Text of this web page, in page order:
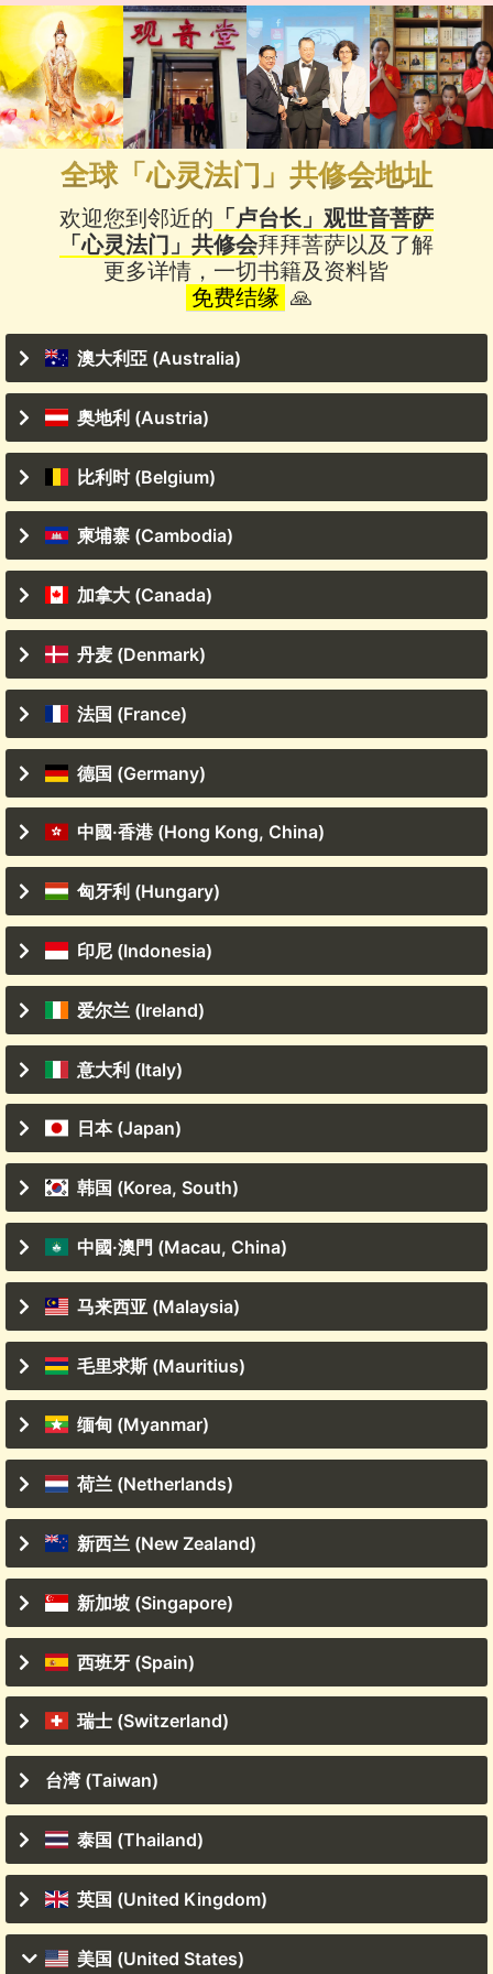
全球「心灵法门」共修会地址
欢迎您到邻近的 「卢台长」观世音菩萨
「心灵法门」共修会拜拜菩萨以及了解
更多详情，一切书籍及资料皆
免费结缘 🙏
澳大利亞 (Australia)
奥地利 (Austria)
比利时 (Belgium)
柬埔寨 (Cambodia)
加拿大 (Canada)
丹麦 (Denmark)
法国 (France)
德国 (Germany)
中國·香港 (Hong Kong, China)
匈牙利 (Hungary)
印尼 (Indonesia)
爱尔兰 (Ireland)
意大利 (Italy)
日本 (Japan)
韩国 (Korea, South)
中國·澳門 (Macau, China)
马来西亚 (Malaysia)
毛里求斯 (Mauritius)
缅甸 (Myanmar)
荷兰 (Netherlands)
新西兰 (New Zealand)
新加坡 (Singapore)
西班牙 (Spain)
瑞士 (Switzerland)
台湾 (Taiwan)
泰国 (Thailand)
英国 (United Kingdom)
美国 (United States)